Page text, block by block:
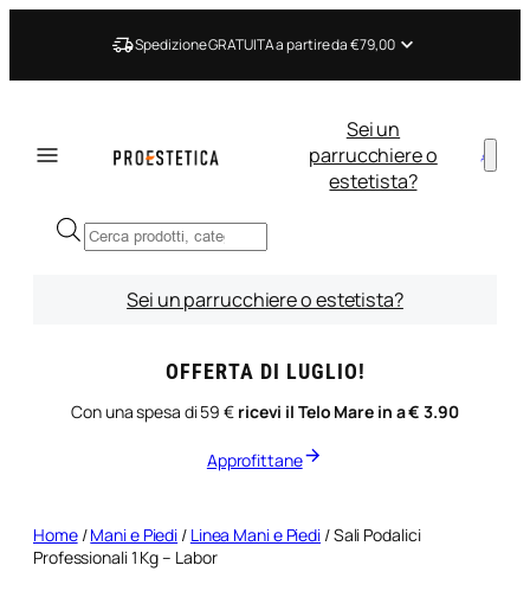
Spedizione GRATUITA a partire da €79,00
Sei un
parrucchiere o
estetista?
Ricerca
prodotti
Sei un parrucchiere o estetista?
OFFERTA DI LUGLIO!
Con una spesa di 59 € ricevi il Telo Mare in a € 3.90
Approfittane
Home/Mani e Piedi / Linea Mani e Piedi / Sali Podalici
Professionali 1 Kg – Labor